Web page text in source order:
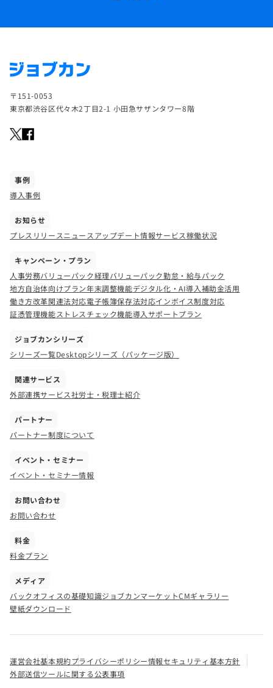
〒151-0053
東京都渋谷区代々木2丁目2-1 小田急サザンタワー8階
事例
導入事例
お知らせ
プレスリリースニュース アップデート情報サービス稼働状況
キャンペーン・プラン
人事労務バリューパック経理バリューパック勤怠・給与パック
地方自治体向けプラン年末調整機能デジタル化・AI導入補助金活用
働き方改革関連法対応電子帳簿保存法対応インボイス制度対応
証憑管理機能ストレスチェック機能導入サポートプラン
ジョブカンシリーズ
シリーズ一覧Desktopシリーズ（パッケージ版）
関連サービス
外部連携サービス社労士・税理士紹介
パートナー
パートナー制度について
イベント・セミナー
イベント・セミナー情報
お問い合わせ
お問い合わせ
料金
料金プラン
メディア
バックオフィスの基礎知識ジョブカンマーケットCMギャラリー
壁紙ダウンロード
運営会社基本規約プライバシーポリシー情報セキュリティ基本方針
外部送信ツールに関する公表事項